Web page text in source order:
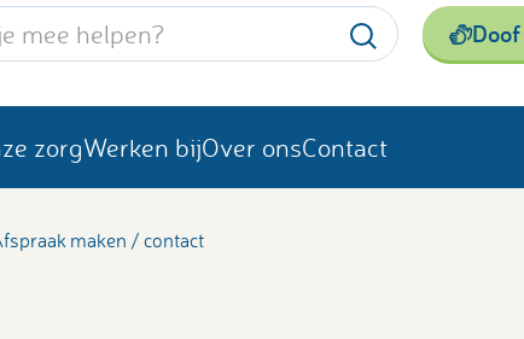
zorgWerken bijOver onsContact
maken / contact